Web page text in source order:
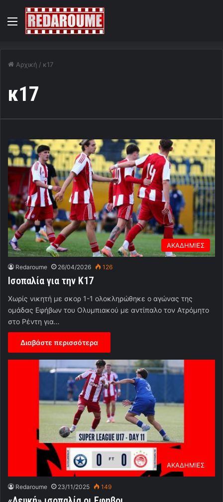
Menu
Αρχική / κ17
κ17
ΑΚΑΔΗΜΙΕΣ
Redaroume 26/04/2026 126
Ισοπαλία για την Κ17
Χωρίς νικητή με σκορ 1-1 ολοκληρώθηκε ο αγώνας της
ομάδας Εφήβων του Ολυμπιακού με αντίπαλο τον Ατρόμητο
στο Ρέντη για…
Διαβάστε περισσότερα
ΑΚΑΔΗΜΙΕΣ
Redaroume 23/11/2025 149